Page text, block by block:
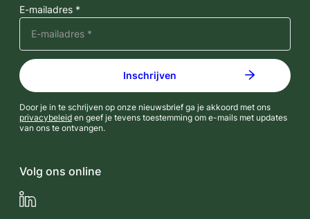
E-mailadres *
Door je in te schrijven op onze nieuwsbrief ga je akkoord met ons
privacybeleid en geef je tevens toestemming om e-mails met updates
van ons te ontvangen.
Volg ons online
LinkedIn